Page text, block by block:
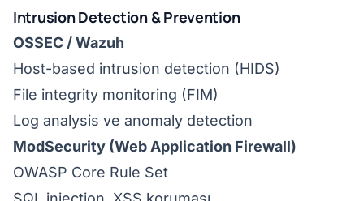
Intrusion Detection & Prevention
OSSEC / Wazuh
Host-based intrusion detection (HIDS)
File integrity monitoring (FIM)
Log analysis ve anomaly detection
ModSecurity (Web Application Firewall)
OWASP Core Rule Set